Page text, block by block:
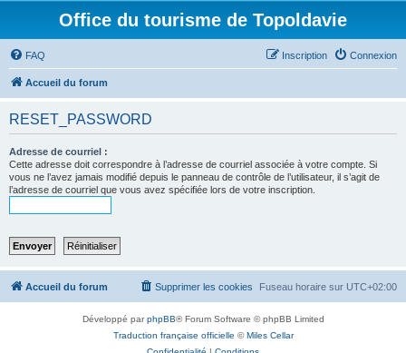
Office du tourisme de Topoldavie
FAQ Connexion
Inscription
Accueil du forum
RESET_PASSWORD
Adresse de courriel :
Cette adresse doit correspondre à l’adresse de courriel associée à votre compte. Si
vous ne l’avez jamais modifié depuis le panneau de contrôle de l’utilisateur, il s’agit de
l’adresse de courriel que vous avez spécifiée lors de votre inscription.
Accueil du forum Fuseau horaire sur UTC+02:00
Supprimer les cookies
Développé parphpBB® Forum Software © phpBB Limited
Traduction française officielle ©Miles Cellar